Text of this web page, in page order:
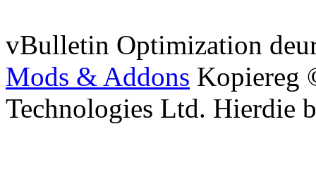
vBulletin Optimization
Mods & Addons Kopiereg
Technologies Ltd. Hierdie